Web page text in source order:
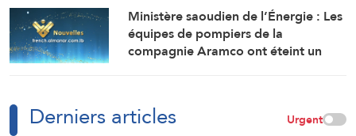
Ministère saoudien de l’Énergie : Les
équipes de pompiers de la
compagnie Aramco ont éteint un
raffinerie de Jizan, sans enregistrer
de blessés.
Derniers articles Urgent